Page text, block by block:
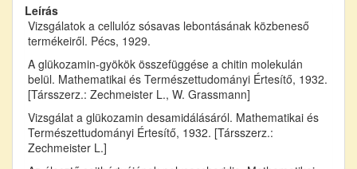
Leírás
Vizsgálatok a cellulóz sósavas lebontásának közbeneső
termékeiről. Pécs, 1929.
A glükozamin-gyökök összefüggése a chitin molekulán
belül. Mathematikai és Természettudományi Értesítő, 1932.
[Társszerz.: Zechmeister L., W. Grassmann]
Vizsgálat a glükozamin desamidálásáról. Mathematikai és
Természettudományi Értesítő, 1932. [Társszerz.:
Zechmeister L.]